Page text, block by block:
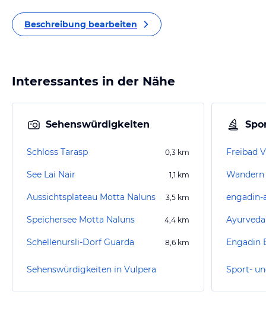
Beschreibung bearbeiten
Interessantes in der Nähe
Sehenswürdigkeiten
Schloss Tarasp 0,3 km
See Lai Nair 1,1 km
Aussichtsplateau Motta Naluns 3,5 km
Speichersee Motta Naluns 4,4 km
Schellenursli-Dorf Guarda 8,6 km
Sehenswürdigkeiten in Vulpera
Freibad
engadin-
Sport-